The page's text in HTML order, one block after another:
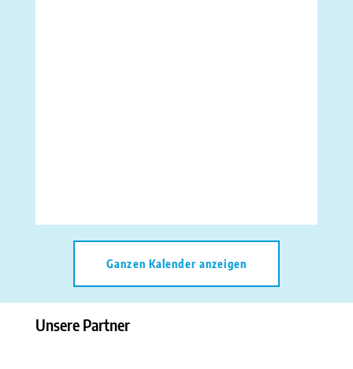
Ganzen Kalender anzeigen
Unsere Partner